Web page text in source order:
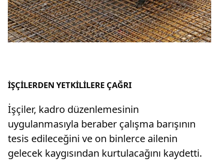
İŞÇİLERDEN YETKİLİLERE ÇAĞRI
İşçiler, kadro düzenlemesinin
uygulanmasıyla beraber çalışma barışının
tesis edileceğini ve on binlerce ailenin
gelecek kaygısından kurtulacağını kaydetti.